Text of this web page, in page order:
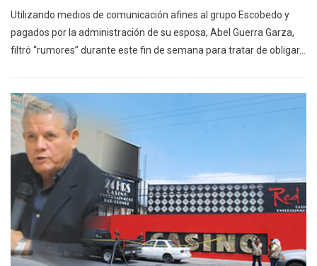
Utilizando medios de comunicación afines al grupo Escobedo y
pagados por la administración de su esposa, Abel Guerra Garza,
filtró “rumores” durante este fin de semana para tratar de obligar…